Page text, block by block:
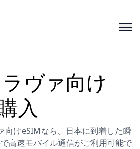
ヴァ向け
入
向けeSIMなら、日本に到着した瞬
高速モバイル通信がご利用可能で